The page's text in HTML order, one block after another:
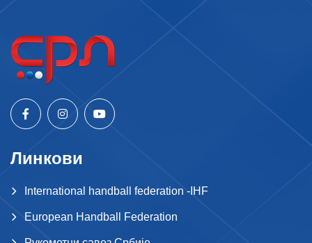
Линкови
International handball federation -IHF
European Handball Federation